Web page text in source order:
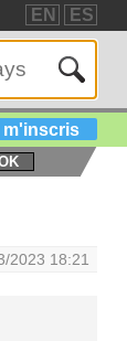
EN ES
m'inscris
2023 18:21